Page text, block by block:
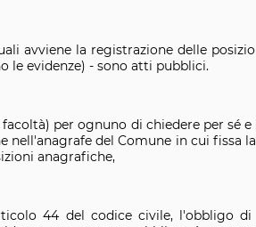
avviene la registrazione delle
evidenze) - sono atti pubblici.
per ognuno di chiedere per sé
nell'anagrafe del Comune in cui fissa
anagrafiche,
44 del codice civile, l'obbligo